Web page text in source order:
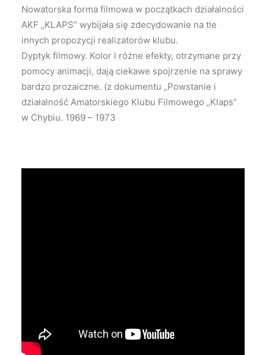
Nowatorska forma filmowa w początkach działalności
AKF „KLAPS” wybijała się zdecydowanie na tle
innych propozycji realizatorów klubu.
Dyptyk filmowy. Kolor i różne efekty, otrzymane przy
pomocy animacji, dają ciekawe spojrzenie na sprawy
bardzo prozaiczne. (z dokumentu „Powstanie i
działalność Amatorskiego Klubu Filmowego „Klaps”
w Chybiu. 1969 – 1973